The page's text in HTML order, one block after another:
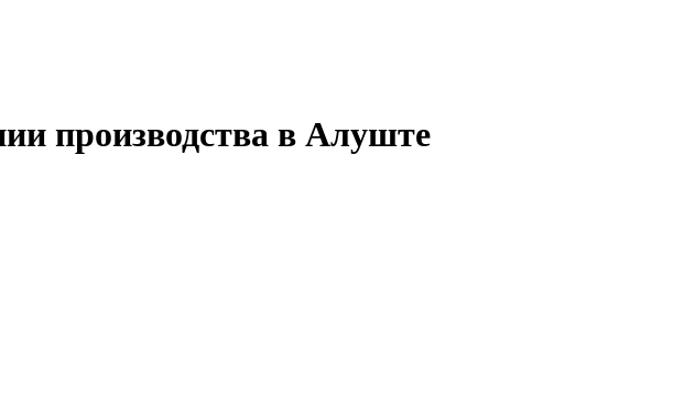
производства в Алуште